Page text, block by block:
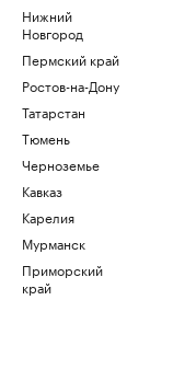
Нижний
Новгород
Пермский край
Ростов-на-Дону
Татарстан
Тюмень
Черноземье
Кавказ
Карелия
Мурманск
Приморский
край